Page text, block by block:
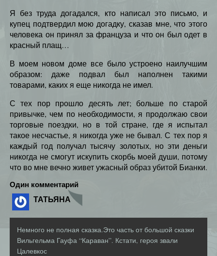
Я без труда догадался, кто написал это письмо, и
купец подтвердил мою догадку, сказав мне, что этого
человека он принял за француза и что он был одет в
красный плащ…
В моем новом доме все было устроено наилучшим
образом: даже подвал был наполнен такими
товарами, каких я еще никогда не имел.
С тех пор прошло десять лет; больше по старой
привычке, чем по необходимости, я продолжаю свои
торговые поездки, но в той стране, где я испытал
такое несчастье, я никогда уже не бывал. С тех пор я
каждый год получал тысячу золотых, но эти деньги
никогда не смогут искупить скорбь моей души, потому
что во мне вечно живет ужасный образ убитой Бианки.
Один комментарий
ТАТЬЯНА
Немного не полная сказка.Это часть от большой сказки
Вильгельма Гауфа “Караван”. Кстати, героя звали
Цалевкос